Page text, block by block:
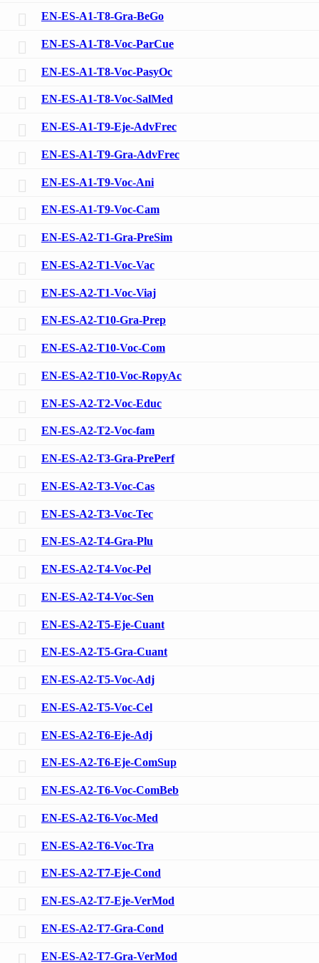
EN-ES-A1-T8-Gra-BeGo
EN-ES-A1-T8-Voc-ParCue
EN-ES-A1-T8-Voc-PasyOc
EN-ES-A1-T8-Voc-SalMed
EN-ES-A1-T9-Eje-AdvFrec
EN-ES-A1-T9-Gra-AdvFrec
EN-ES-A1-T9-Voc-Ani
EN-ES-A1-T9-Voc-Cam
EN-ES-A2-T1-Gra-PreSim
EN-ES-A2-T1-Voc-Vac
EN-ES-A2-T1-Voc-Viaj
EN-ES-A2-T10-Gra-Prep
EN-ES-A2-T10-Voc-Com
EN-ES-A2-T10-Voc-RopyAc
EN-ES-A2-T2-Voc-Educ
EN-ES-A2-T2-Voc-fam
EN-ES-A2-T3-Gra-PrePerf
EN-ES-A2-T3-Voc-Cas
EN-ES-A2-T3-Voc-Tec
EN-ES-A2-T4-Gra-Plu
EN-ES-A2-T4-Voc-Pel
EN-ES-A2-T4-Voc-Sen
EN-ES-A2-T5-Eje-Cuant
EN-ES-A2-T5-Gra-Cuant
EN-ES-A2-T5-Voc-Adj
EN-ES-A2-T5-Voc-Cel
EN-ES-A2-T6-Eje-Adj
EN-ES-A2-T6-Eje-ComSup
EN-ES-A2-T6-Voc-ComBeb
EN-ES-A2-T6-Voc-Med
EN-ES-A2-T6-Voc-Tra
EN-ES-A2-T7-Eje-Cond
EN-ES-A2-T7-Eje-VerMod
EN-ES-A2-T7-Gra-Cond
EN-ES-A2-T7-Gra-VerMod